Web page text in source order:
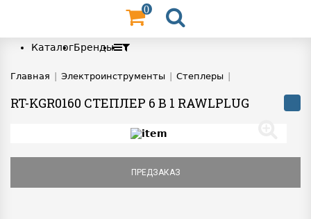
0
КаталогБренды
Главная Электроинструменты Степлеры
RT-KGR0160 СТЕПЛЕР 6 В 1 RAWLPLUG
ПРЕДЗАКАЗ